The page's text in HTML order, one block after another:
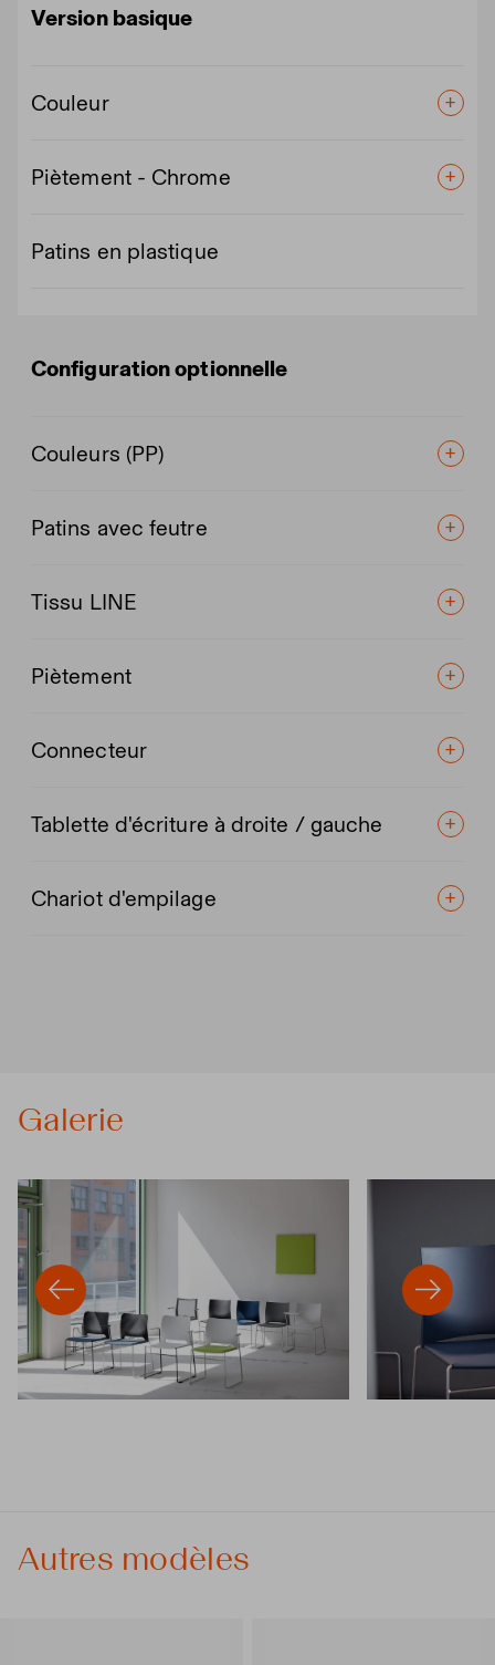
Version basique
Couleur
Piètement - Chrome
Patins en plastique
Configuration optionnelle
Couleurs (PP)
Patins avec feutre
Tissu LINE
Piètement
Connecteur
Tablette d'écriture à droite / gauche
Chariot d'empilage
Galerie
Autres modèles